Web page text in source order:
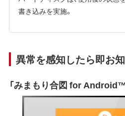
書き込みを実施。
異常を感知したら即お知
「みまもり合図 for